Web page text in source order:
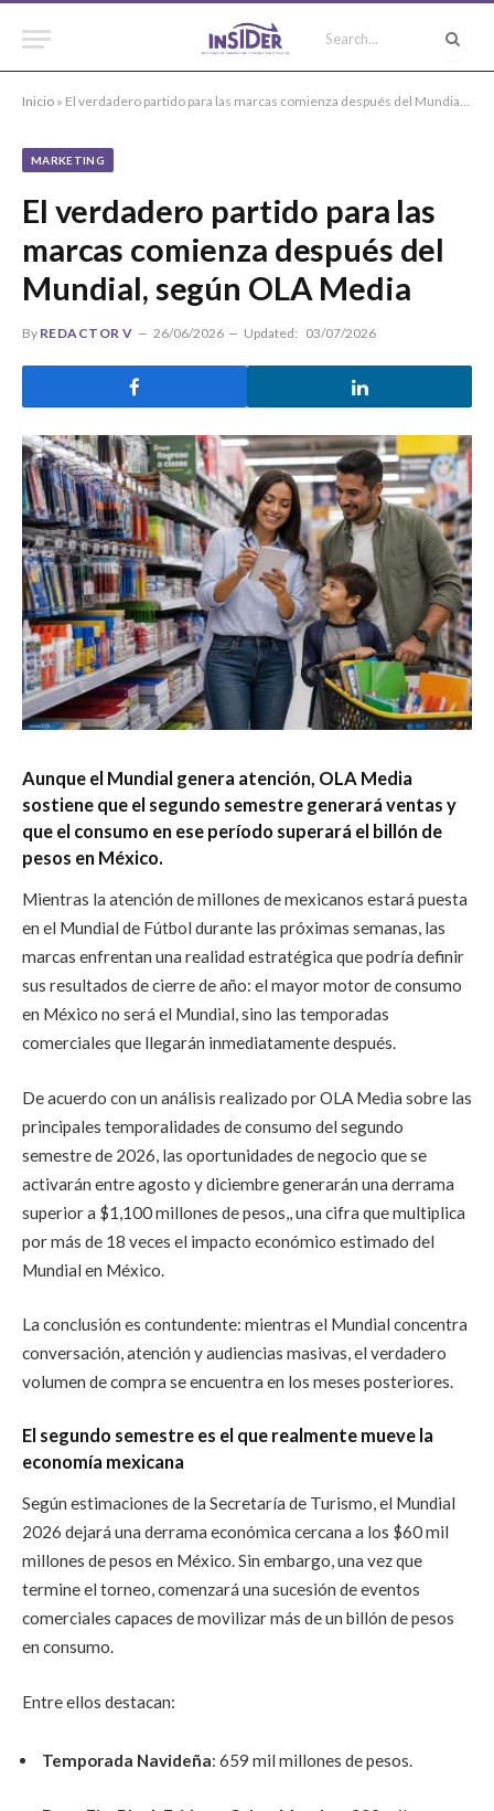
Inicio » El verdadero partido para las marcas comienza después del Mundial, según OLA Media
MARKETING
El verdadero partido para las
marcas comienza después del
Mundial, según OLA Media
By REDACTOR V 26/06/2026 Updated: 03/07/2026
Aunque el Mundial genera atención, OLA Media
sostiene que el segundo semestre generará ventas y
que el consumo en ese período superará el billón de
pesos en México.
Mientras la atención de millones de mexicanos estará puesta
en el Mundial de Fútbol durante las próximas semanas, las
marcas enfrentan una realidad estratégica que podría definir
sus resultados de cierre de año: el mayor motor de consumo
en México no será el Mundial, sino las temporadas
comerciales que llegarán inmediatamente después.
De acuerdo con un análisis realizado por OLA Media sobre las
principales temporalidades de consumo del segundo
semestre de 2026, las oportunidades de negocio que se
activarán entre agosto y diciembre generarán una derrama
superior a $1,100 millones de pesos, , una cifra que multiplica
por más de 18 veces el impacto económico estimado del
Mundial en México.
La conclusión es contundente: mientras el Mundial concentra
conversación, atención y audiencias masivas, el verdadero
volumen de compra se encuentra en los meses posteriores.
El segundo semestre es el que realmente mueve la
economía mexicana
Según estimaciones de la Secretaría de Turismo, el Mundial
2026 dejará una derrama económica cercana a los $60 mil
millones de pesos en México. Sin embargo, una vez que
termine el torneo, comenzará una sucesión de eventos
comerciales capaces de movilizar más de un billón de pesos
en consumo.
Entre ellos destacan:
Temporada Navideña: 659 mil millones de pesos.